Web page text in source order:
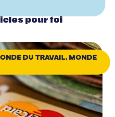
pour toi
DU TRAVAIL, MONDE